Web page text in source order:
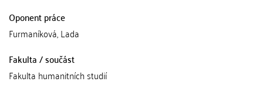
Oponent práce
Furmaníková, Lada
Fakulta / součást
Fakulta humanitních studií